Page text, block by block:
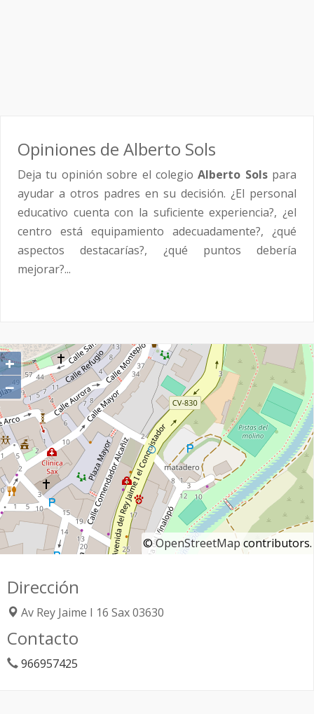
Opiniones de Alberto Sols
Deja tu opinión sobre el colegioAlberto Solspara
ayudar a otros padres en su decisión. ¿El personal
educativo cuenta con la suficiente experiencia?, ¿el
centro está equipamiento adecuadamente?, ¿qué
aspectos destacarías?, ¿qué puntos debería
mejorar?...
+
−
©OpenStreetMapcontributors.
Dirección
Av Rey Jaime I 16 Sax03630
Contacto
966957425